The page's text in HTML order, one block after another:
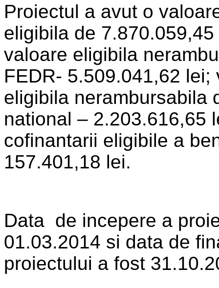
Proiectul a avut o
eligibila de
valoare eligibila
FEDR- 5.509.041,62 lei;
eligibila nerambursabila
national – 2.203.616,65
cofinantarii eligibile a
157.401,18 lei.
Data de incepere a
01.03.2014 si data de
proiectului a fost